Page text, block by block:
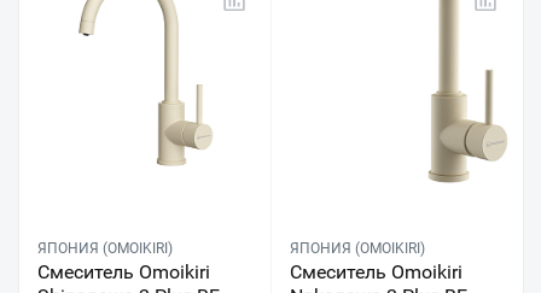
ЯПОНИЯ (OMOIKIRI)
Смеситель Omoikiri
ЯПОНИЯ (OMOIKIRI)
Смеситель Omoikiri